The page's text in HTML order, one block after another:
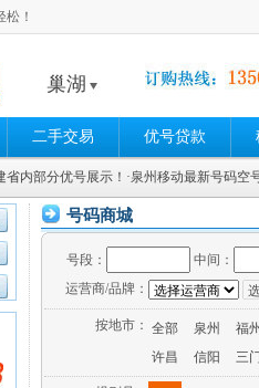
松！
巢湖
二手交易 优号贷款
省内部分优号展示！ ·泉州移动最新号码空
号码商城
号段： 中间：
运营商/品牌：
按地市： 全部 泉州 福州
许昌
信阳 三